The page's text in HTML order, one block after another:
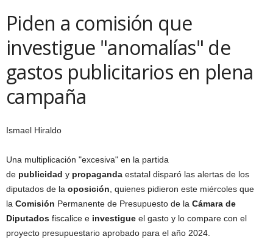
Piden a comisión que
investigue "anomalías" de
gastos publicitarios en plena
campaña
Ismael Hiraldo
Una multiplicación "excesiva" en la partida
de publicidad y propaganda estatal disparó las alertas de los
diputados de la oposición , quienes pidieron este miércoles que
la Comisión Permanente de Presupuesto de la Cámara de
Diputados fiscalice e investigue el gasto y lo compare con el
proyecto presupuestario aprobado para el año 2024.